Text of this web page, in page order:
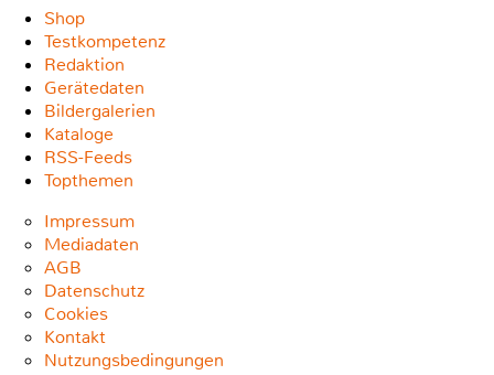
Shop
Testkompetenz
Redaktion
Gerätedaten
Bildergalerien
Kataloge
RSS-Feeds
Topthemen
Impressum
Mediadaten
AGB
Datenschutz
Cookies
Kontakt
Nutzungsbedingungen